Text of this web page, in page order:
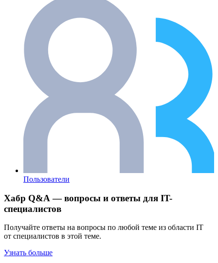
Пользователи
Хабр Q&A — вопросы и ответы для IT-
специалистов
Получайте ответы на вопросы по любой теме из области IT
от специалистов в этой теме.
Узнать больше